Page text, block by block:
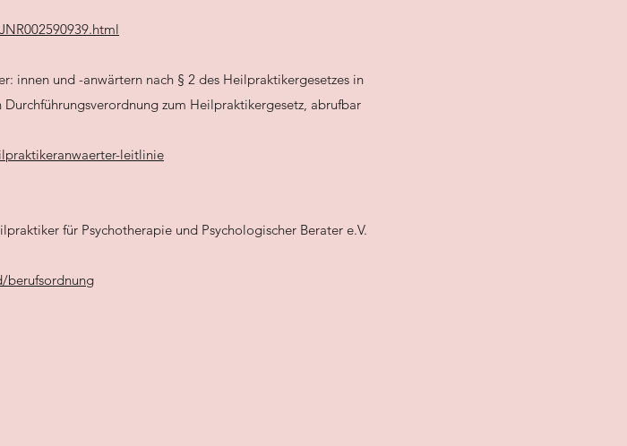
innen und -anwärtern nach § 2 des Heilpraktikergesetzes in
zum Heilpraktikergesetz, abrufbar
leitlinie
für Psychotherapie und Psychologischer Berater e.V.
berufsordnung